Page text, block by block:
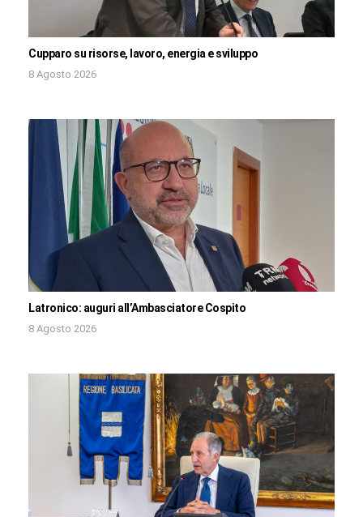
Cupparo su risorse, lavoro, energia e sviluppo
8 Agosto 2026
Latronico: auguri all’Ambasciatore Cospito
8 Agosto 2026